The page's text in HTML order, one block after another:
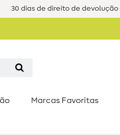
30 dias de direito de devolução
Marcas Favoritas